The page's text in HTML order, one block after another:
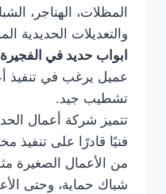
المظلات، الهناجر،
والتعديلات الحديدية
ابواب حديد في الفجيرة
عميل يرغب في تنفيذ
تشطيب جيد.
تتميز شركة أعمال
فنيًا قادرًا على تنفيذ
من الأعمال الصغيرة
شباك حماية، وحتى